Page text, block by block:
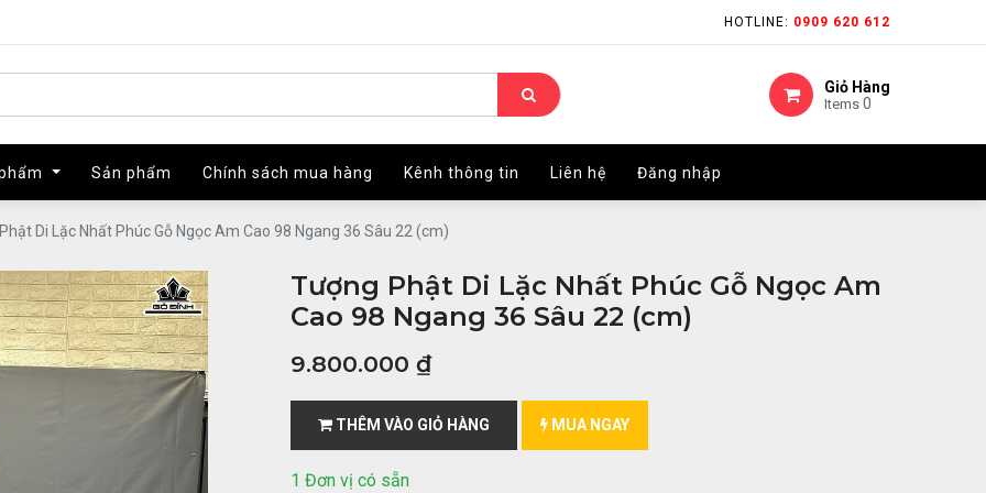
HOTLINE: 0909 620 612
Giỏ Hàng
Items 0
Sản phẩm Chính sách mua hàng Kênh thông tin Liên hệ Đăng nhập
HOTLINE: 0909 620 612
Giỏ Hàng
Items 0
Sản phẩm Chính sách mua hàng Kênh thông tin Liên hệ Đăng nhập
Di Lặc Nhất Phúc Gỗ Ngọc Am Cao 98 Ngang 36 Sâu 22 (cm)
Tượng Phật Di Lặc Nhất Phúc Gỗ Ngọc Am
Cao 98 Ngang 36 Sâu 22 (cm)
9.800.000 ₫
THÊM VÀO GIỎ HÀNG MUA NGAY
1 Đơn vị có sẵn